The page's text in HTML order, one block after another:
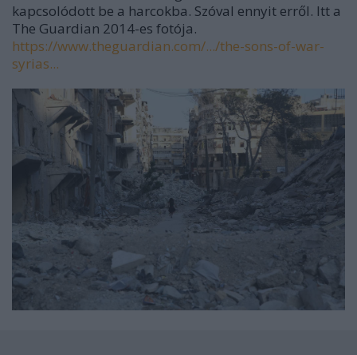
kapcsolódott be a harcokba. Szóval ennyit erről. Itt a
The Guardian 2014-es fotója.
https://www.theguardian.com/.../the-sons-of-war-
syrias...